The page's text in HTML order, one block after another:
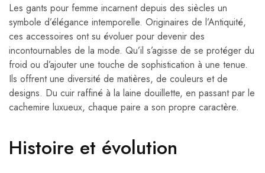
Les gants pour femme incarnent depuis des siècles un
symbole d’élégance intemporelle. Originaires de l’Antiquité,
ces accessoires ont su évoluer pour devenir des
incontournables de la mode. Qu’il s’agisse de se protéger du
froid ou d’ajouter une touche de sophistication à une tenue.
Ils offrent une diversité de matières, de couleurs et de
designs. Du cuir raffiné à la laine douillette, en passant par le
cachemire luxueux, chaque paire a son propre caractère.
Histoire et évolution